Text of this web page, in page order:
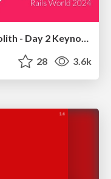
The Myth of the Modular Monolith - Day 2 Keynote - Rails World 2024
28 3.6k